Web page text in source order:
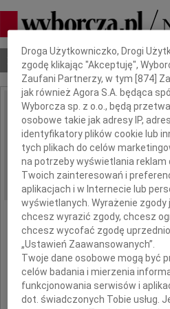
Nekrologi Odeszli Poradnik
IMIĘ I NAZWISKO: ,
REGION: Lublin
DATA EMISJI: 02.02.2010
Dbamy o Twoją prywatność
Droga Użytkowniczko, Drogi
zgodę klikając "Akceptuję",
Zaufani Partnerzy, w tym [874 ]
jak również Agora S.A. będąca
Wyborcza sp. z o.o., będą
osobowe takie jak adresy IP,
identyfikatory plików cookie lub
tych plikach do celów
na potrzeby wyświetlania reklam
Twoich zainteresowań i
aplikacjach i w Internecie lub
wyświetlanych. Wyrażenie
chcesz wyrazić zgody, chcesz
chcesz wycofać zgodę
„Ustawień Zaawansowanych”.
Twoje dane osobowe mogą być
celów badania i mierzenia
funkcjonowania serwisów i
dot. świadczonych Tobie usług.